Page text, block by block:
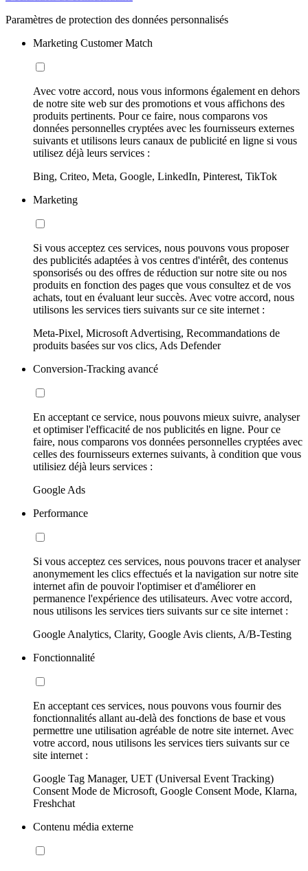
Paramètres de protection des données personnalisés
Marketing Customer Match
Avec votre accord, nous vous informons également en dehors
de notre site web sur des promotions et vous affichons des
produits pertinents. Pour ce faire, nous comparons vos
données personnelles cryptées avec les fournisseurs externes
suivants et utilisons leurs canaux de publicité en ligne si vous
utilisez déjà leurs services :
Bing, Criteo, Meta, Google, LinkedIn, Pinterest, TikTok
Marketing
Si vous acceptez ces services, nous pouvons vous proposer
des publicités adaptées à vos centres d'intérêt, des contenus
sponsorisés ou des offres de réduction sur notre site ou nos
produits en fonction des pages que vous consultez et de vos
achats, tout en évaluant leur succès. Avec votre accord, nous
utilisons les services tiers suivants sur ce site internet :
Meta-Pixel, Microsoft Advertising, Recommandations de
produits basées sur vos clics, Ads Defender
Conversion-Tracking avancé
En acceptant ce service, nous pouvons mieux suivre, analyser
et optimiser l'efficacité de nos publicités en ligne. Pour ce
faire, nous comparons vos données personnelles cryptées avec
celles des fournisseurs externes suivants, à condition que vous
utilisiez déjà leurs services :
Google Ads
Performance
Si vous acceptez ces services, nous pouvons tracer et analyser
anonymement les clics effectués et la navigation sur notre site
internet afin de pouvoir l'optimiser et d'améliorer en
permanence l'expérience des utilisateurs. Avec votre accord,
nous utilisons les services tiers suivants sur ce site internet :
Google Analytics, Clarity, Google Avis clients, A/B-Testing
Fonctionnalité
En acceptant ces services, nous pouvons vous fournir des
fonctionnalités allant au-delà des fonctions de base et vous
permettre une utilisation agréable de notre site internet. Avec
votre accord, nous utilisons les services tiers suivants sur ce
site internet :
Google Tag Manager, UET (Universal Event Tracking)
Consent Mode de Microsoft, Google Consent Mode, Klarna,
Freshchat
Contenu média externe